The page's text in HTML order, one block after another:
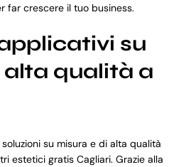
far crescere il tuo business.
su
qualità a
su misura e di alta qualità
estetici gratis Cagliari. Grazie alla